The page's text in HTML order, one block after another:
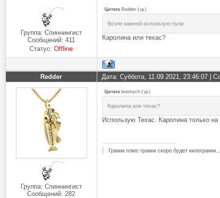
Группа: Спиннингист
Сообщений: 411
Статус:Offline
Цитата Redder ( )
Возле камней использую пули
Каролина или техас?
Redder Дата: Суббота, 11.09.2021, 23:46:07 |
Группа: Спиннингист
Сообщений:282
Цитата boomych ( )
Каролина или техас?
Использую Техас. Каролина только
Грамм плюс грамм скоро будет килограмм...